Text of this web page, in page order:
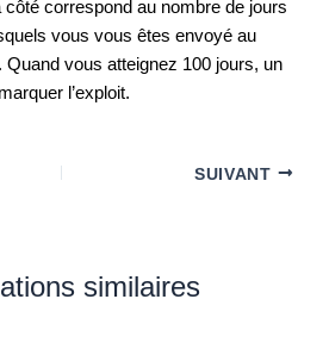
correspond au nombre de jours
vous vous êtes envoyé au
vous atteignez 100 jours, un
l’exploit.
SUIVANT
similaires